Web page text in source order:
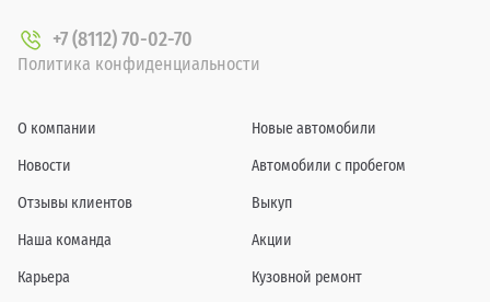
+7 (8112) 70-02-70
Политика конфиденциальности
О компании
Новости
Отзывы клиентов
Наша команда
Карьера
Новые автомобили
Автомобили с пробегом
Выкуп
Акции
Кузовной ремонт